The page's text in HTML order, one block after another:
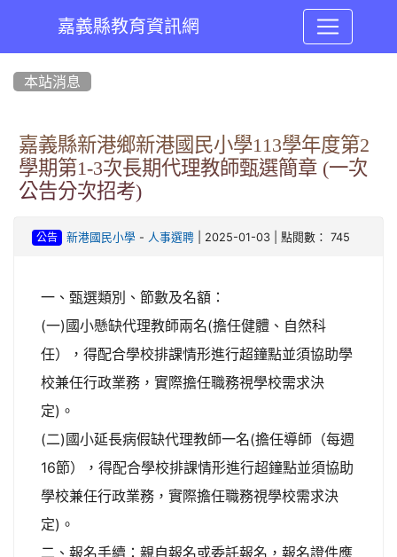
嘉義縣教育資訊網
本站消息
嘉義縣新港鄉新港國民小學113學年度第2
學期第1-3次長期代理教師甄選簡章 (一次
公告分次招考)
公告 新港國民小學- 人事選聘| 2025-01-03 | 點閱數： 745
一、甄選類別、節數及名額：
(一)國小懸缺代理教師兩名(擔任健體、自然科
任），得配合學校排課情形進行超鐘點並須協助學
校兼任行政業務，實際擔任職務視學校需求決
定)。
(二)國小延長病假缺代理教師一名(擔任導師（每週
16節），得配合學校排課情形進行超鐘點並須協助
學校兼任行政業務，實際擔任職務視學校需求決
定)。
二、報名手續：親自報名或委託報名，報名證件應